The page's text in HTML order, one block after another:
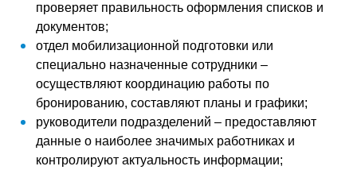
проверяет правильность оформления списков и
документов;
отдел мобилизационной подготовки или
специально назначенные сотрудники –
осуществляют координацию работы по
бронированию, составляют планы и графики;
руководители подразделений – предоставляют
данные о наиболее значимых работниках и
контролируют актуальность информации;